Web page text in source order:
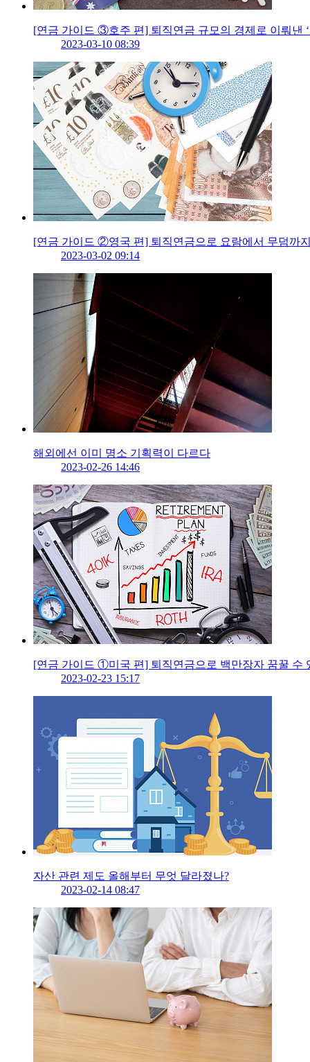
[연금 가이드 ③호주 편] 퇴직연금 규모의 경제로 이뤄낸 ‘
2023-03-10 08:39
[연금 가이드 ②영국 편] 퇴직연금으로 요람에서 무덤까지
2023-03-02 09:14
해외에선 이미 명소 기획력이 다르다
2023-02-26 14:46
[연금 가이드 ①미국 편] 퇴직연금으로 백만장자 꿈꿀 수
2023-02-23 15:17
자산 관련 제도 올해부터 무엇 달라졌나?
2023-02-14 08:47